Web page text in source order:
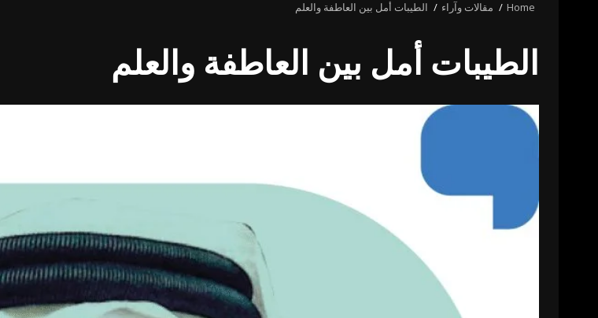
Home مقالات وآراء الطيبات أمل بين العاطفة والعلم
الطيبات أمل بين العاطفة والعلم